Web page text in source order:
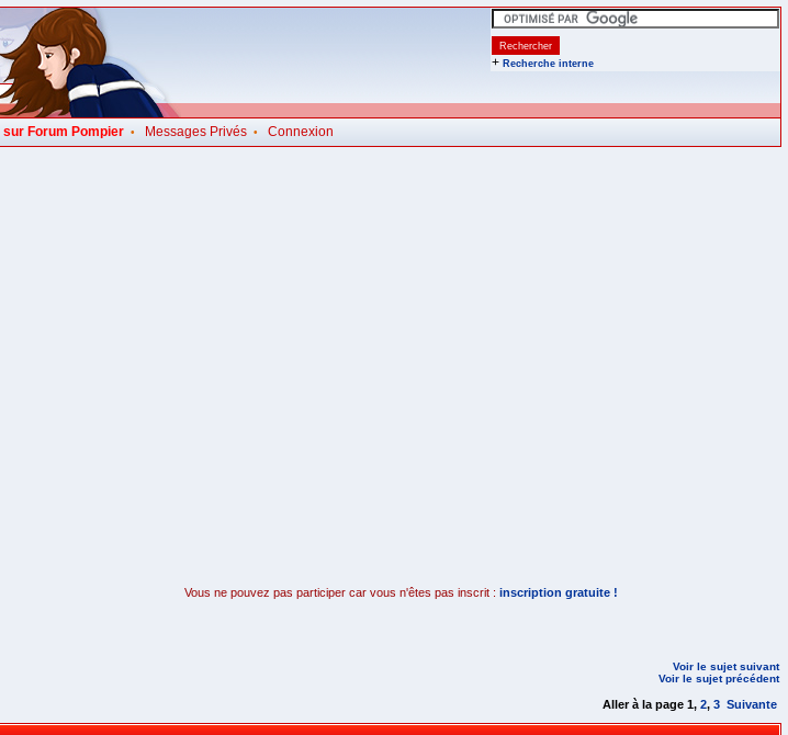
+ Recherche interne
Forum Pompier• Messages Privés• Connexion
Vous ne pouvez pas participer car vous n'êtes pas inscrit : inscription gratuite !
Voir le sujet suivant
Voir le sujet précédent
Aller à la page 1, 2, 3 Suivante